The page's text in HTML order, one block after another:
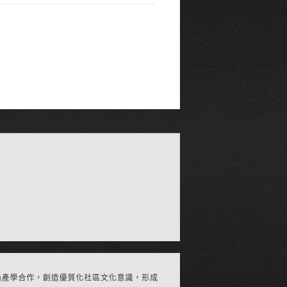
學合作，創造優質化社區文化意識，形成